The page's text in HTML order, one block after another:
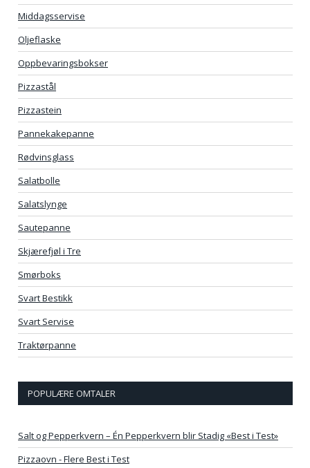
Middagsservise
Oljeflaske
Oppbevaringsbokser
Pizzastål
Pizzastein
Pannekakepanne
Rødvinsglass
Salatbolle
Salatslynge
Sautepanne
Skjærefjøl i Tre
Smørboks
Svart Bestikk
Svart Servise
Traktørpanne
POPULÆRE OMTALER
Salt og Pepperkvern – Én Pepperkvern blir Stadig «Best i Test»
Pizzaovn - Flere Best i Test